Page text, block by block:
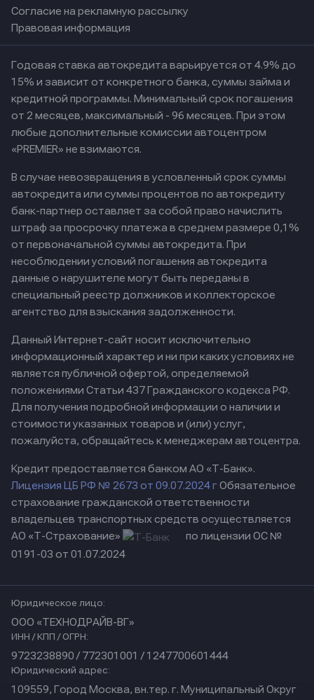
Согласие на рекламную рассылку
Правовая информация
Годовая ставка автокредита варьируется от 4.9% до
15% и зависит от конкретного банка, суммы займа и
кредитной программы. Минимальный срок погашения
от 2 месяцев, максимальный - 96 месяцев. При этом
любые дополнительные комиссии автоцентром
«PREMIER» не взимаются.
В случае невозвращения в условленный срок суммы
автокредита или суммы процентов по автокредиту
банк-партнер оставляет за собой право начислить
штраф за просрочку платежа в среднем размере 0,1%
от первоначальной суммы автокредита. При
несоблюдении условий погашения автокредита
данные о нарушителе могут быть переданы в
специальный реестр должников и коллекторское
агентство для взыскания задолженности.
Данный Интернет-сайт носит исключительно
информационный характер и ни при каких условиях не
является публичной офертой, определяемой
положениями Статьи 437 Гражданского кодекса РФ.
Для получения подробной информации о наличии и
стоимости указанных товаров и (или) услуг,
пожалуйста, обращайтесь к менеджерам автоцентра.
Кредит предоставляется банком АО «Т-Банк».
Лицензия ЦБ РФ № 2673 от 09.07.2024 гОбязательное
страхование гражданской ответственности
владельцев транспортных средств осуществляется
АО «Т-Страхование»
по лицензии ОС №
0191-03 от 01.07.2024
Юридическое лицо:
ООО «ТЕХНОДРАЙВ-ВГ»
ИНН / КПП / ОГРН:
9723238890 / 772301001 / 1247700601444
Юридический адрес:
109559, Город Москва, вн.тер. г. Муниципальный Округ